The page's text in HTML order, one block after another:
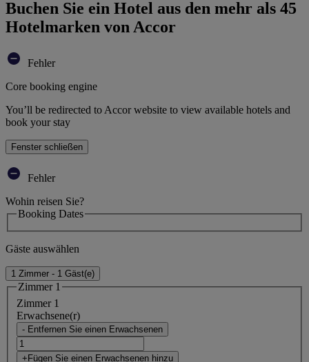
Buchen Sie ein Hotel aus den mehr als 45
Hotelmarken von Accor
Fehler
Core booking engine
You’ll be redirected to Accor website to view available hotels and
book your stay
Fenster schließen
Fehler
Wohin reisen Sie?
Booking Dates
Gäste auswählen
1 Zimmer - 1 Gäst(e)
Zimmer 1
Zimmer 1
Erwachsene(r)
- Entfernen Sie einen Erwachsenen
+Fügen Sie einen Erwachsenen hinzu